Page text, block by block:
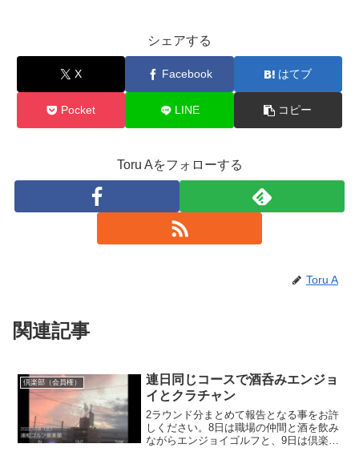
シェアする
X Facebook はてブ
Pocket LINE コピー
Toru Aをフォローする
Toru A
関連記事
倶楽部（会員権）
連日同じコースで酒呑みエンジョ
イとクラチャン
2ラウンド分まとめて報告となる事をお許
しください。8日は職場の仲間と酒を飲み
ながらエンジョイゴルフと、9日は倶楽部